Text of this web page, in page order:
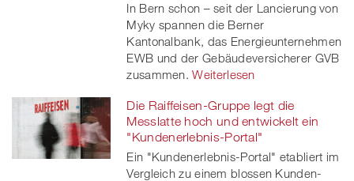
In Bern schon – seit der Lancierung von
Myky spannen die Berner
Kantonalbank, das Energieunternehmen
EWB und der Gebäudeversicherer GVB
zusammen. Weiterlesen
Die Raiffeisen-Gruppe legt die
Messlatte hoch und entwickelt ein
"Kundenerlebnis-Portal"
Ein "Kundenerlebnis-Portal" etabliert im
Vergleich zu einem blossen Kunden-